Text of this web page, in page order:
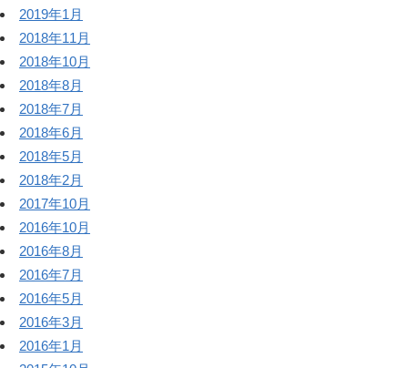
2019年1月
2018年11月
2018年10月
2018年8月
2018年7月
2018年6月
2018年5月
2018年2月
2017年10月
2016年10月
2016年8月
2016年7月
2016年5月
2016年3月
2016年1月